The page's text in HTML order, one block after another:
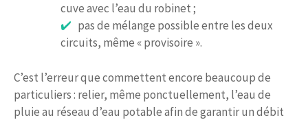
cuve avec l’eau du robinet ;
pas de mélange possible entre les deux
circuits, même « provisoire ».
C’est l’erreur que commettent encore beaucoup de
particuliers : relier, même ponctuellement, l’eau de
pluie au réseau d’eau potable afin de garantir un débit